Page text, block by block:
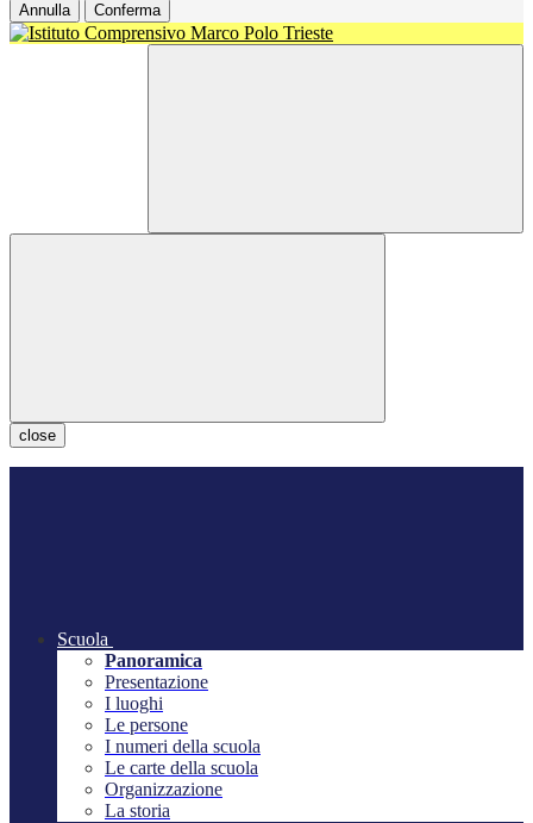
Annulla Conferma
close
Scuola
Panoramica
Presentazione
I luoghi
Le persone
I numeri della scuola
Le carte della scuola
Organizzazione
La storia